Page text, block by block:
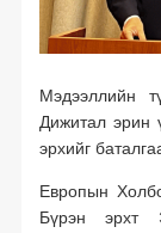
Төрөөс
Мэдээллийн
Дижитал эрин
эрхийг
Европын
Бүрэн эрхт